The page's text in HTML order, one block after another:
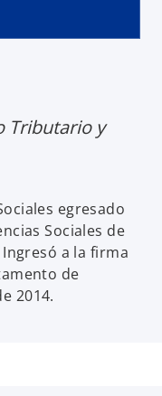
Tributario y
egresado
Sociales de
a la firma
de
2014.